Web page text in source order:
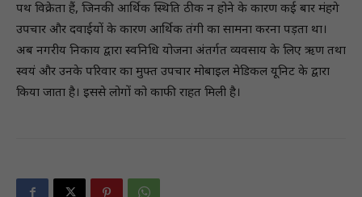
पथ विक्रेता हैं, जिनकी आर्थिक स्थिति ठीक न होने के कारण कई बार मंहगे
उपचार और दवाईयों के कारण आर्थिक तंगी का सामना करना पड़ता था।
अब नगरीय निकाय द्वारा स्वनिधि योजना अंतर्गत व्यवसाय के लिए ऋण तथा
स्वयं और उनके परिवार का मुफ्त उपचार मोबाइल मेडिकल यूनिट के द्वारा
किया जाता है। इससे लोगों को काफी राहत मिली है।